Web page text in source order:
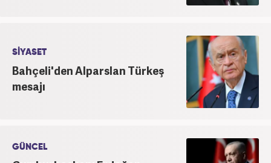
SİYASET
Bahçeli'den Alparslan Türkeş
mesajı
GÜNCEL